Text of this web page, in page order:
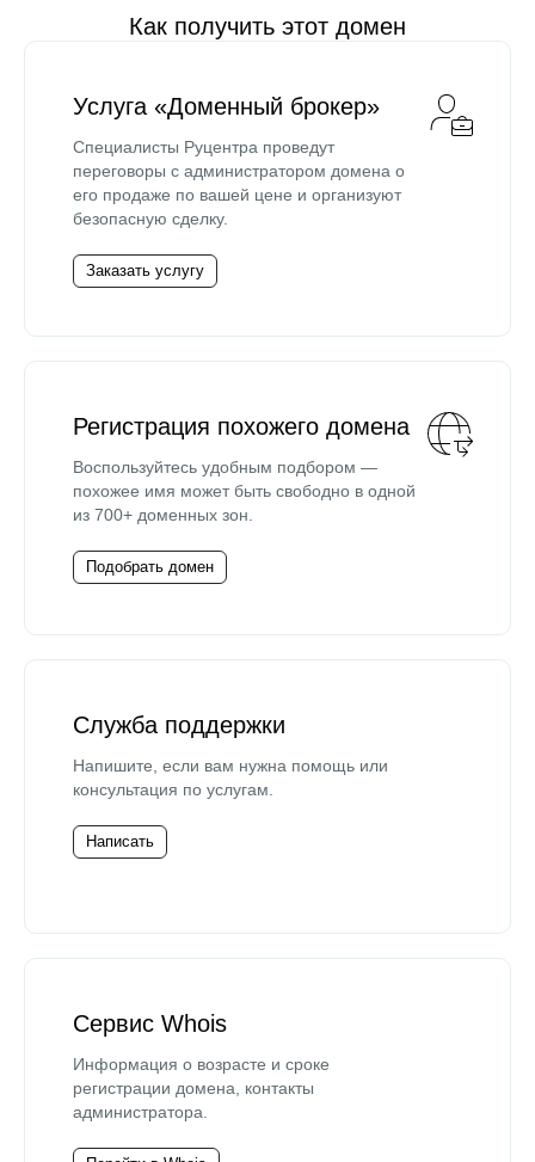
Как получить этот домен
Услуга «Доменный брокер»
Специалисты Руцентра проведут
переговоры с администратором домена о
его продаже по вашей цене и организуют
безопасную сделку.
Заказать услугу
Регистрация похожего домена
Воспользуйтесь удобным подбором —
похожее имя может быть свободно в одной
из 700+ доменных зон.
Подобрать домен
Служба поддержки
Напишите, если вам нужна помощь или
консультация по услугам.
Написать
Сервис Whois
Информация о возрасте и сроке
регистрации домена, контакты
администратора.